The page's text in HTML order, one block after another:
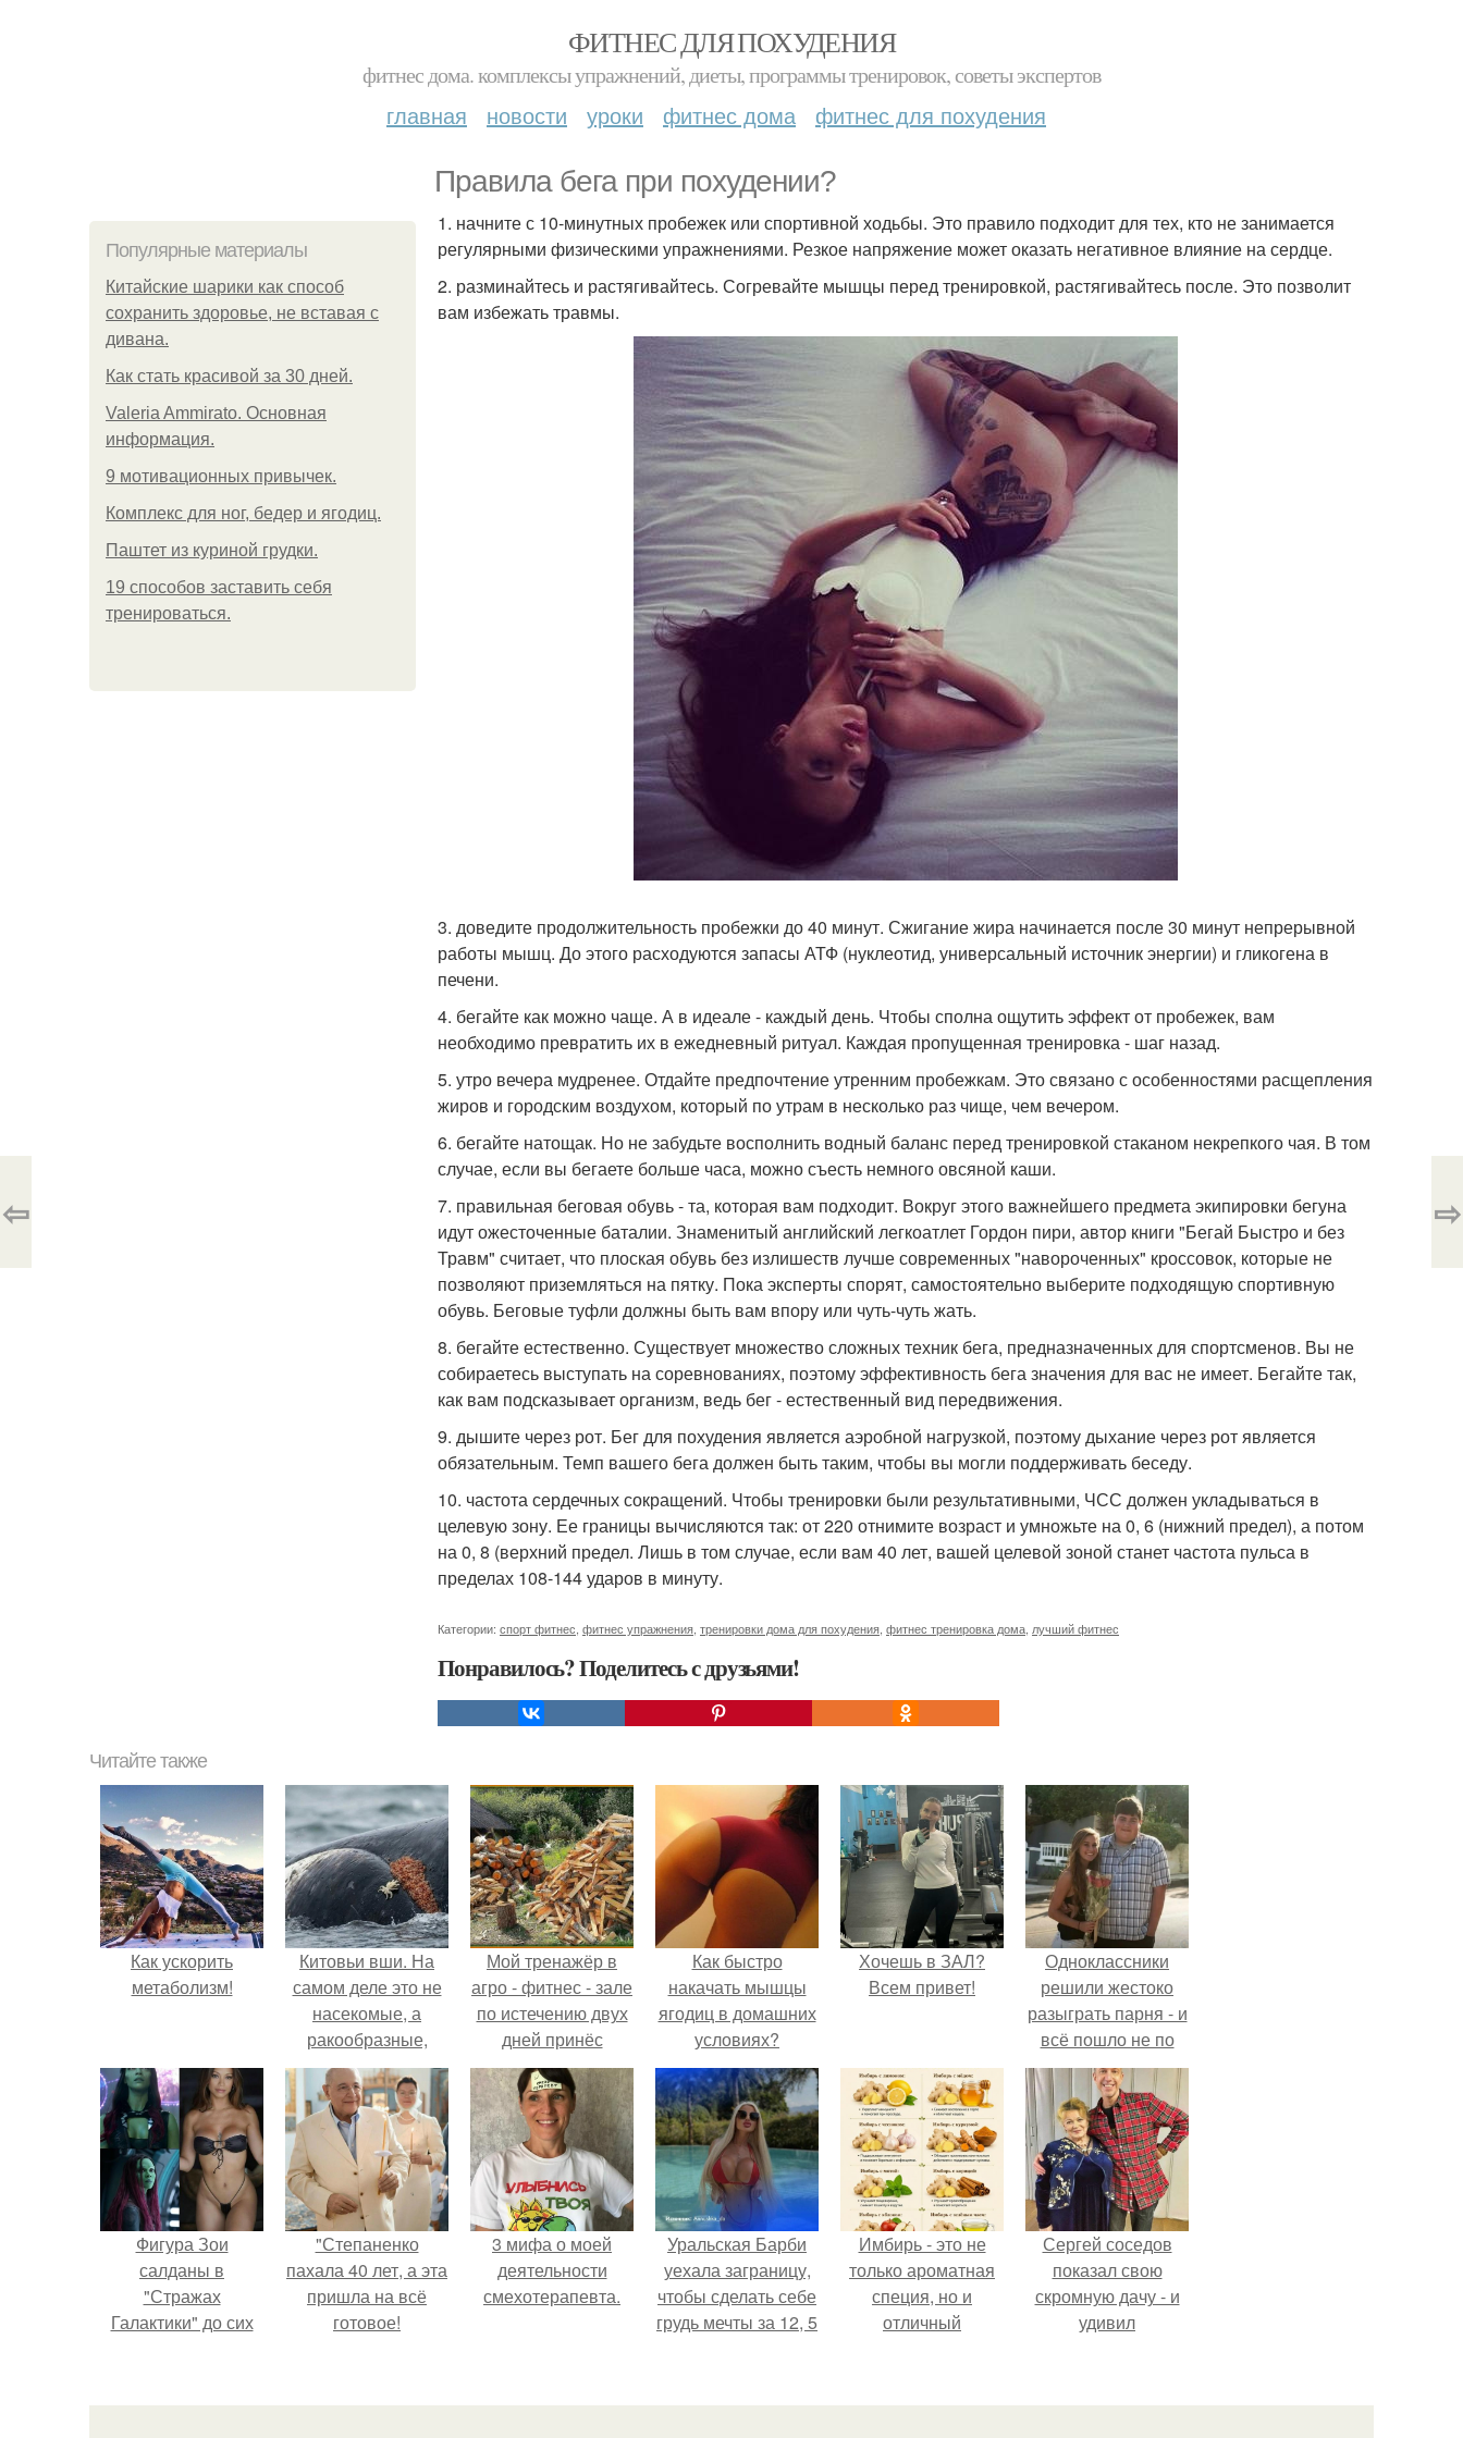
ФИТНЕС ДЛЯ ПОХУДЕНИЯ
фитнес дома. комплексы упражнений, диеты, программы тренировок, советы экспертов
главная новости уроки фитнес дома фитнес для похудения
Правила бега при похудении?
Популярные материалы
Китайские шарики как способ
сохранить здоровье, не вставая с
дивана.
Как стать красивой за 30 дней.
Valeria Ammirato. Основная
информация.
9 мотивационных привычек.
Комплекс для ног, бедер и ягодиц.
Паштет из куриной грудки.
19 способов заставить себя
тренироваться.
1. начните с 10-минутных пробежек или спортивной ходьбы. Это правило подходит для тех, кто не занимается
регулярными физическими упражнениями. Резкое напряжение может оказать негативное влияние на сердце.
2. разминайтесь и растягивайтесь. Согревайте мышцы перед тренировкой, растягивайтесь после. Это позволит
вам избежать травмы.
3. доведите продолжительность пробежки до 40 минут. Сжигание жира начинается после 30 минут непрерывной
работы мышц. До этого расходуются запасы АТФ (нуклеотид, универсальный источник энергии) и гликогена в
печени.
4. бегайте как можно чаще. А в идеале - каждый день. Чтобы сполна ощутить эффект от пробежек, вам
необходимо превратить их в ежедневный ритуал. Каждая пропущенная тренировка - шаг назад.
5. утро вечера мудренее. Отдайте предпочтение утренним пробежкам. Это связано с особенностями расщепления
жиров и городским воздухом, который по утрам в несколько раз чище, чем вечером.
6. бегайте натощак. Но не забудьте восполнить водный баланс перед тренировкой стаканом некрепкого чая. В том
случае, если вы бегаете больше часа, можно съесть немного овсяной каши.
7. правильная беговая обувь - та, которая вам подходит. Вокруг этого важнейшего предмета экипировки бегуна
идут ожесточенные баталии. Знаменитый английский легкоатлет Гордон пири, автор книги "Бегай Быстро и без
Травм" считает, что плоская обувь без излишеств лучше современных "навороченных" кроссовок, которые не
позволяют приземляться на пятку. Пока эксперты спорят, самостоятельно выберите подходящую спортивную
обувь. Беговые туфли должны быть вам впору или чуть-чуть жать.
8. бегайте естественно. Существует множество сложных техник бега, предназначенных для спортсменов. Вы не
собираетесь выступать на соревнованиях, поэтому эффективность бега значения для вас не имеет. Бегайте так,
как вам подсказывает организм, ведь бег - естественный вид передвижения.
9. дышите через рот. Бег для похудения является аэробной нагрузкой, поэтому дыхание через рот является
обязательным. Темп вашего бега должен быть таким, чтобы вы могли поддерживать беседу.
10. частота сердечных сокращений. Чтобы тренировки были результативными, ЧСС должен укладываться в
целевую зону. Ее границы вычисляются так: от 220 отнимите возраст и умножьте на 0, 6 (нижний предел), а потом
на 0, 8 (верхний предел. Лишь в том случае, если вам 40 лет, вашей целевой зоной станет частота пульса в
пределах 108-144 ударов в минуту.
Категории: спорт фитнес фитнес упражнения тренировки дома для похудения фитнес тренировка дома лучший фитнес
Понравилось? Поделитесь с друзьями!
⇦ ⇨
Читайте также
Как ускорить
метаболизм!
Китовьи вши. На
самом деле это не
насекомые, а
ракообразные,
относящиеся к
бокоплавам.
Мой тренажёр в
агро - фитнес - зале
по истечению двух
дней принёс
ощутимый
результат.
Как быстро
накачать мышцы
ягодиц в домашних
условиях?
Хочешь в ЗАЛ?
Всем привет!
Одноклассники
решили жестоко
разыграть парня - и
всё пошло не по
плану.
Фигура Зои
салданы в
"Стражах
Галактики" до сих
"Степаненко
пахала 40 лет, а эта
пришла на всё
готовое!
3 мифа о моей
деятельности
смехотерапевта.
Уральская Барби
уехала заграницу,
чтобы сделать себе
грудь мечты за 12, 5
Имбирь - это не
только ароматная
специя, но и
отличный
и блюд.
Сергей соседов
показал свою
скромную дачу - и
удивил